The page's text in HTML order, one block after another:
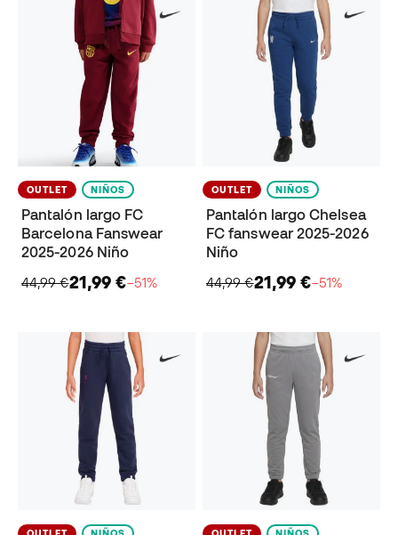
OUTLET NIÑOS
Pantalón largo FC
Barcelona Fanswear
2025-2026 Niño
44,99 €21,99 €−51%
OUTLET NIÑOS
Pantalón largo Chelsea
FC fanswear 2025-2026
Niño
44,99 €21,99 €−51%
OUTLET NIÑOS OUTLET NIÑOS